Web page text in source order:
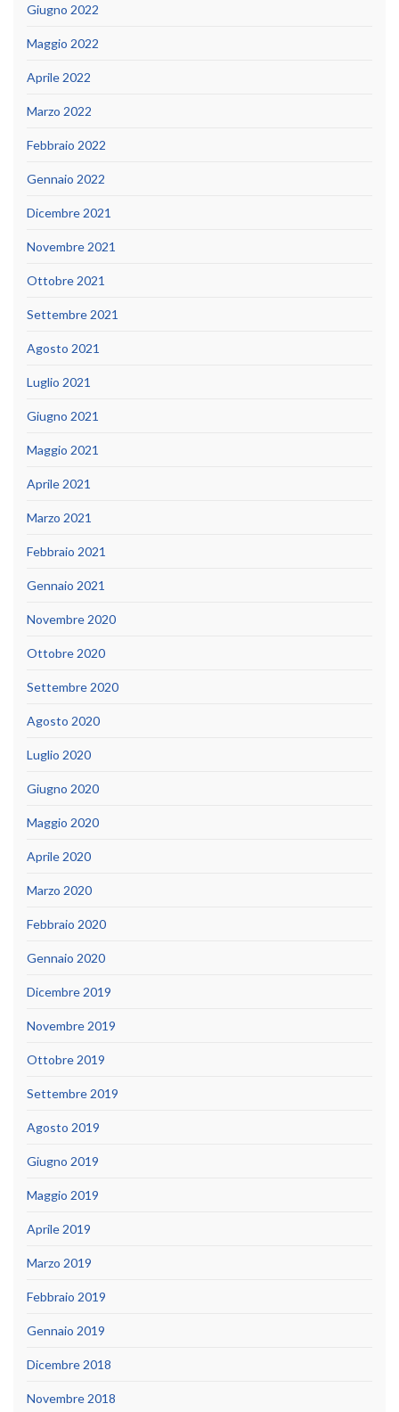
Giugno 2022
Maggio 2022
Aprile 2022
Marzo 2022
Febbraio 2022
Gennaio 2022
Dicembre 2021
Novembre 2021
Ottobre 2021
Settembre 2021
Agosto 2021
Luglio 2021
Giugno 2021
Maggio 2021
Aprile 2021
Marzo 2021
Febbraio 2021
Gennaio 2021
Novembre 2020
Ottobre 2020
Settembre 2020
Agosto 2020
Luglio 2020
Giugno 2020
Maggio 2020
Aprile 2020
Marzo 2020
Febbraio 2020
Gennaio 2020
Dicembre 2019
Novembre 2019
Ottobre 2019
Settembre 2019
Agosto 2019
Giugno 2019
Maggio 2019
Aprile 2019
Marzo 2019
Febbraio 2019
Gennaio 2019
Dicembre 2018
Novembre 2018